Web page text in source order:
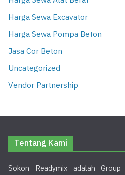
Harga Sewa Excavator
Harga Sewa Pompa Beton
Jasa Cor Beton
Uncategorized
Vendor Partnership
Tentang Kami
Sokon Readymix adalah